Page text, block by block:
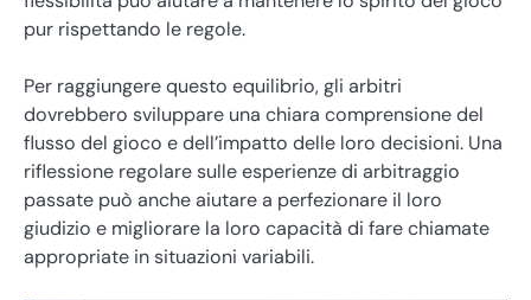
pur rispettando le regole.
Per raggiungere questo equilibrio, gli arbitri
dovrebbero sviluppare una chiara comprensione del
flusso del gioco e dell’impatto delle loro decisioni. Una
riflessione regolare sulle esperienze di arbitraggio
passate può anche aiutare a perfezionare il loro
giudizio e migliorare la loro capacità di fare chiamate
appropriate in situazioni variabili.